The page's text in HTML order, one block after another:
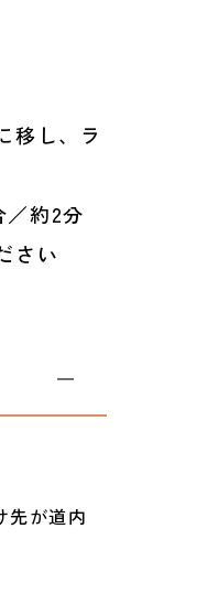
移し、ラ
／約2分
さい
先が道内